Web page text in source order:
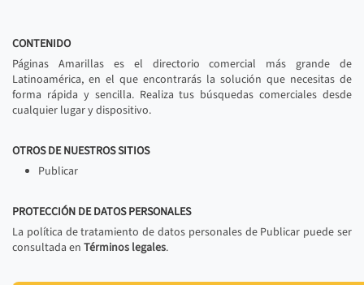
CONTENIDO
Páginas Amarillas es el directorio comercial más grande de
Latinoamérica, en el que encontrarás la solución que necesitas de
forma rápida y sencilla. Realiza tus búsquedas comerciales desde
cualquier lugar y dispositivo.
OTROS DE NUESTROS SITIOS
Publicar
PROTECCIÓN DE DATOS PERSONALES
La política de tratamiento de datos personales de Publicar puede ser
consultada en Términos legales.